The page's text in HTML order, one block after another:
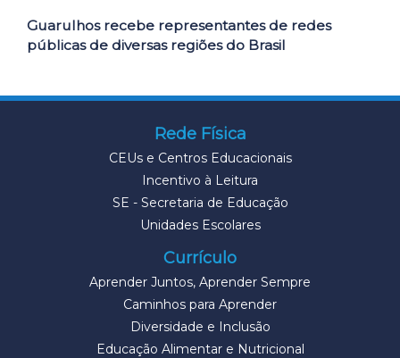
Guarulhos recebe representantes de redes
públicas de diversas regiões do Brasil
Rede Física
CEUs e Centros Educacionais
Incentivo à Leitura
SE - Secretaria de Educação
Unidades Escolares
Currículo
Aprender Juntos, Aprender Sempre
Caminhos para Aprender
Diversidade e Inclusão
Educação Alimentar e Nutricional